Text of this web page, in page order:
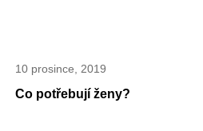
10 prosince, 2019
Co potřebují ženy?